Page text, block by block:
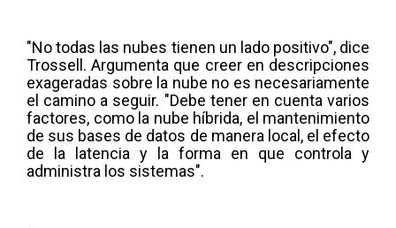
"No todas las nubes tienen un lado positivo", dice
Trossell. Argumenta que creer en descripciones
exageradas sobre la nube no es necesariamente
el camino a seguir. "Debe tener en cuenta varios
factores, como la nube híbrida, el mantenimiento
de sus bases de datos de manera local, el efecto
de la latencia y la forma en que controla y
administra los sistemas".